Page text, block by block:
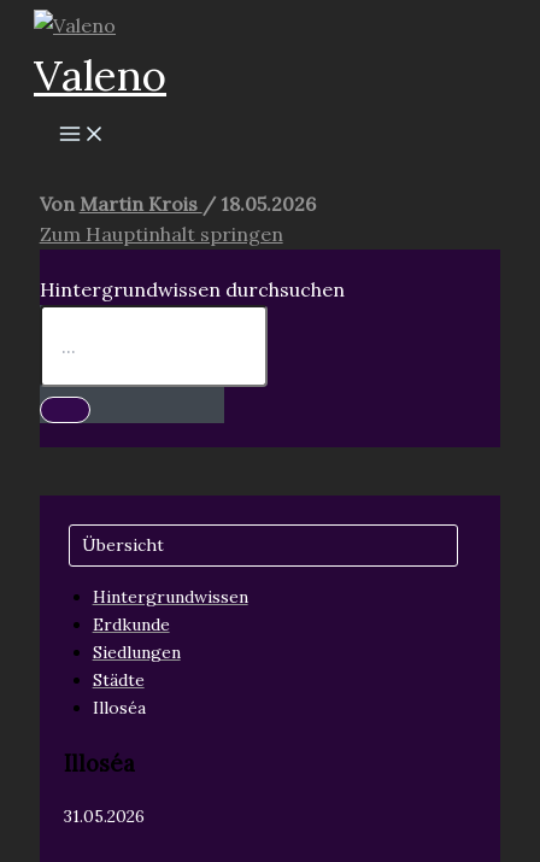
Zum
Inhalt
springen
Valeno
Von Martin Krois / 18.05.2026
Zum Hauptinhalt springen
Hintergrundwissen durchsuchen
Übersicht
Hintergrundwissen
Erdkunde
Siedlungen
Städte
Illoséa
Illoséa
31.05.2026